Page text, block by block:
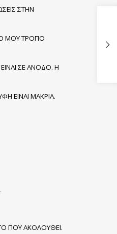
ΣΤΗΝ
ΜΟΥ ΤΡΟΠΟ
ΣΕ ΑΝΟΔΟ. Η
ΕΙΝΑΙ ΜΑΚΡΙΑ.
ΠΟΥ ΑΚΟΛΟΥΘΕΙ.